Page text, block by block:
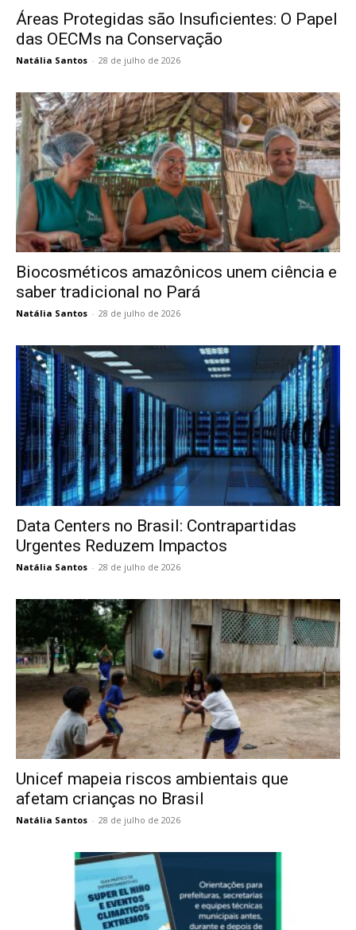
Áreas Protegidas são Insuficientes: O Papel
das OECMs na Conservação
Natália Santos - 28 de julho de 2026
Biocosméticos amazônicos unem ciência e
saber tradicional no Pará
Natália Santos - 28 de julho de 2026
Data Centers no Brasil: Contrapartidas
Urgentes Reduzem Impactos
Natália Santos - 28 de julho de 2026
Unicef mapeia riscos ambientais que
afetam crianças no Brasil
Natália Santos - 28 de julho de 2026